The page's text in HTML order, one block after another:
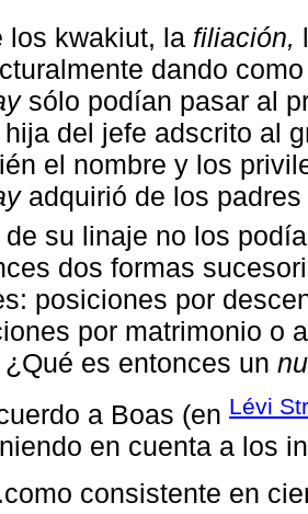
los kwakiut, la filiación,
dando
sólo podían pasar al
del jefe adscrito al
el nombre y los
adquirió de los
de su linaje no los
dos formas
posiciones por
por matrimonio o
es entonces un
a Boas (en Lévi
en cuenta a los
consistente en